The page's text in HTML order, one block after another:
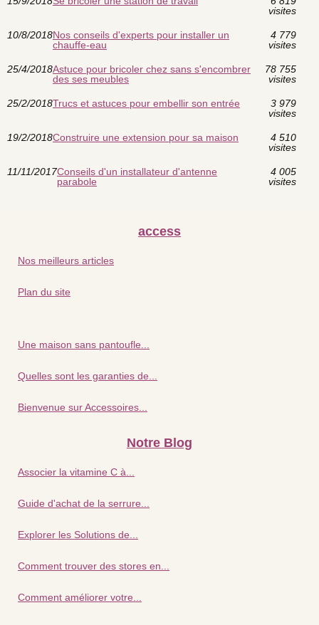
visites
10/8/2018Nos conseils d'experts pour installer un
chauffe-eau
4 779
visites
25/4/2018Astuce pour bricoler chez sans s'encombrer
des ses meubles
78 755
visites
25/2/2018Trucs et astuces pour embellir son entrée
3 979
visites
19/2/2018Construire une extension pour sa maison
4 510
visites
11/11/2017Conseils d'un installateur d'antenne
parabole
4 005
visites
access
Nos meilleurs articles
Plan du site
Une maison sans pantoufle...
Quelles sont les garanties de...
Bienvenue sur Accessoires...
Notre Blog
Associer la vitamine C à...
Guide d'achat de la serrure...
Explorer les Solutions de...
Comment trouver des stores en...
Comment améliorer votre...